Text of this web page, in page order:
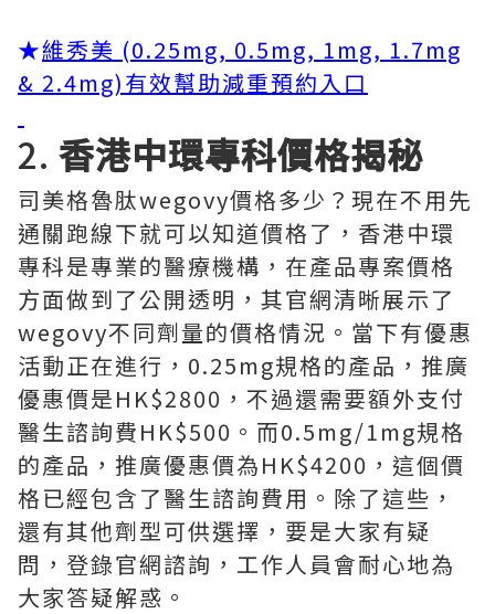
★維秀美 (0.25mg, 0.5mg, 1mg, 1.7mg
& 2.4mg)有效幫助減重預約入口
2. 香港中環專科價格揭秘
司美格魯肽wegovy價格多少？現在不用先
通關跑線下就可以知道價格了，香港中環
專科是專業的醫療機構，在產品專案價格
方面做到了公開透明，其官網清晰展示了
wegovy不同劑量的價格情況。當下有優惠
活動正在進行，0.25mg規格的產品，推廣
優惠價是HK$2800，不過還需要額外支付
醫生諮詢費HK$500。而0.5mg/1mg規格
的產品，推廣優惠價為HK$4200，這個價
格已經包含了醫生諮詢費用。除了這些，
還有其他劑型可供選擇，要是大家有疑
問，登錄官網諮詢，工作人員會耐心地為
大家答疑解惑。